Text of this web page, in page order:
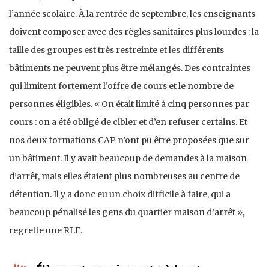
l’année scolaire. À la rentrée de septembre, les enseignants
doivent composer avec des règles sanitaires plus lourdes : la
taille des groupes est très restreinte et les différents
bâtiments ne peuvent plus être mélangés. Des contraintes
qui limitent fortement l’offre de cours et le nombre de
personnes éligibles. « On était limité à cinq personnes par
cours : on a été obligé de cibler et d’en refuser certains. Et
nos deux formations CAP n’ont pu être proposées que sur
un bâtiment. Il y avait beaucoup de demandes à la maison
d’arrêt, mais elles étaient plus nombreuses au centre de
détention. Il y a donc eu un choix difficile à faire, qui a
beaucoup pénalisé les gens du quartier maison d’arrêt »,
regrette une RLE.